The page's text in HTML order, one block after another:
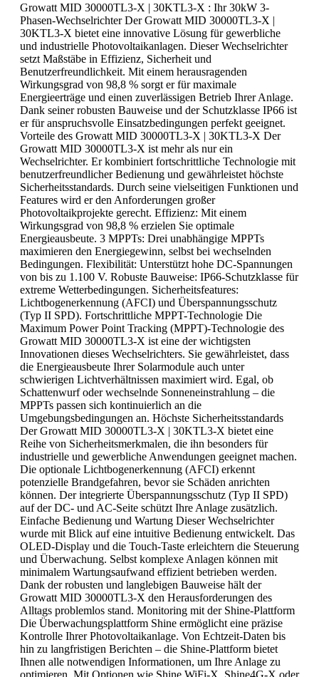
Growatt MID 30000TL3-X | 30KTL3-X : Ihr 30kW 3-
Phasen-Wechselrichter Der Growatt MID 30000TL3-X |
30KTL3-X bietet eine innovative Lösung für gewerbliche
und industrielle Photovoltaikanlagen. Dieser Wechselrichter
setzt Maßstäbe in Effizienz, Sicherheit und
Benutzerfreundlichkeit. Mit einem herausragenden
Wirkungsgrad von 98,8 % sorgt er für maximale
Energieerträge und einen zuverlässigen Betrieb Ihrer Anlage.
Dank seiner robusten Bauweise und der Schutzklasse IP66 ist
er für anspruchsvolle Einsatzbedingungen perfekt geeignet.
Vorteile des Growatt MID 30000TL3-X | 30KTL3-X Der
Growatt MID 30000TL3-X ist mehr als nur ein
Wechselrichter. Er kombiniert fortschrittliche Technologie mit
benutzerfreundlicher Bedienung und gewährleistet höchste
Sicherheitsstandards. Durch seine vielseitigen Funktionen und
Features wird er den Anforderungen großer
Photovoltaikprojekte gerecht. Effizienz: Mit einem
Wirkungsgrad von 98,8 % erzielen Sie optimale
Energieausbeute. 3 MPPTs: Drei unabhängige MPPTs
maximieren den Energiegewinn, selbst bei wechselnden
Bedingungen. Flexibilität: Unterstützt hohe DC-Spannungen
von bis zu 1.100 V. Robuste Bauweise: IP66-Schutzklasse für
extreme Wetterbedingungen. Sicherheitsfeatures:
Lichtbogenerkennung (AFCI) und Überspannungsschutz
(Typ II SPD). Fortschrittliche MPPT-Technologie Die
Maximum Power Point Tracking (MPPT)-Technologie des
Growatt MID 30000TL3-X ist eine der wichtigsten
Innovationen dieses Wechselrichters. Sie gewährleistet, dass
die Energieausbeute Ihrer Solarmodule auch unter
schwierigen Lichtverhältnissen maximiert wird. Egal, ob
Schattenwurf oder wechselnde Sonneneinstrahlung – die
MPPTs passen sich kontinuierlich an die
Umgebungsbedingungen an. Höchste Sicherheitsstandards
Der Growatt MID 30000TL3-X | 30KTL3-X bietet eine
Reihe von Sicherheitsmerkmalen, die ihn besonders für
industrielle und gewerbliche Anwendungen geeignet machen.
Die optionale Lichtbogenerkennung (AFCI) erkennt
potenzielle Brandgefahren, bevor sie Schäden anrichten
können. Der integrierte Überspannungsschutz (Typ II SPD)
auf der DC- und AC-Seite schützt Ihre Anlage zusätzlich.
Einfache Bedienung und Wartung Dieser Wechselrichter
wurde mit Blick auf eine intuitive Bedienung entwickelt. Das
OLED-Display und die Touch-Taste erleichtern die Steuerung
und Überwachung. Selbst komplexe Anlagen können mit
minimalem Wartungsaufwand effizient betrieben werden.
Dank der robusten und langlebigen Bauweise hält der
Growatt MID 30000TL3-X den Herausforderungen des
Alltags problemlos stand. Monitoring mit der Shine-Plattform
Die Überwachungsplattform Shine ermöglicht eine präzise
Kontrolle Ihrer Photovoltaikanlage. Von Echtzeit-Daten bis
hin zu langfristigen Berichten – die Shine-Plattform bietet
Ihnen alle notwendigen Informationen, um Ihre Anlage zu
optimieren. Mit Optionen wie Shine WiFi-X, Shine4G-X oder